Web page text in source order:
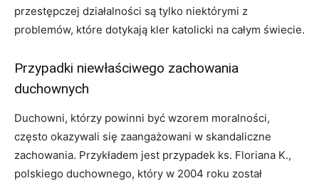
przestępczej działalności są tylko niektórymi z
problemów, które dotykają kler katolicki na całym świecie.
Przypadki niewłaściwego zachowania
duchownych
Duchowni, którzy powinni być wzorem moralności,
często okazywali się zaangażowani w skandaliczne
zachowania. Przykładem jest przypadek ks. Floriana K.,
polskiego duchownego, który w 2004 roku został